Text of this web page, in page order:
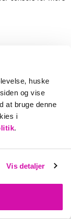
huske
og vise
at bruge denne
i
.
Vis detaljer